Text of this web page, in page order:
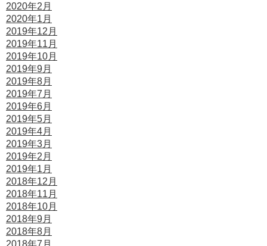
2020年2月
2020年1月
2019年12月
2019年11月
2019年10月
2019年9月
2019年8月
2019年7月
2019年6月
2019年5月
2019年4月
2019年3月
2019年2月
2019年1月
2018年12月
2018年11月
2018年10月
2018年9月
2018年8月
2018年7月